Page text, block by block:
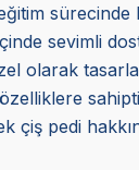
sürecinde
sevimli
olarak
çiş pedi